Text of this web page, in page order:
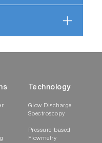
Technology
Glow Discharge
Spectroscopy
Pressure-based
Flowmetry